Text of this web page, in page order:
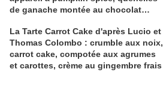
de ganache montée au chocolat
La Tarte Carrot Cake d'après Lucio et
Thomas Colombo : crumble aux noix,
carrot cake, compotée aux agrumes
et carottes, crème au gingembre frais